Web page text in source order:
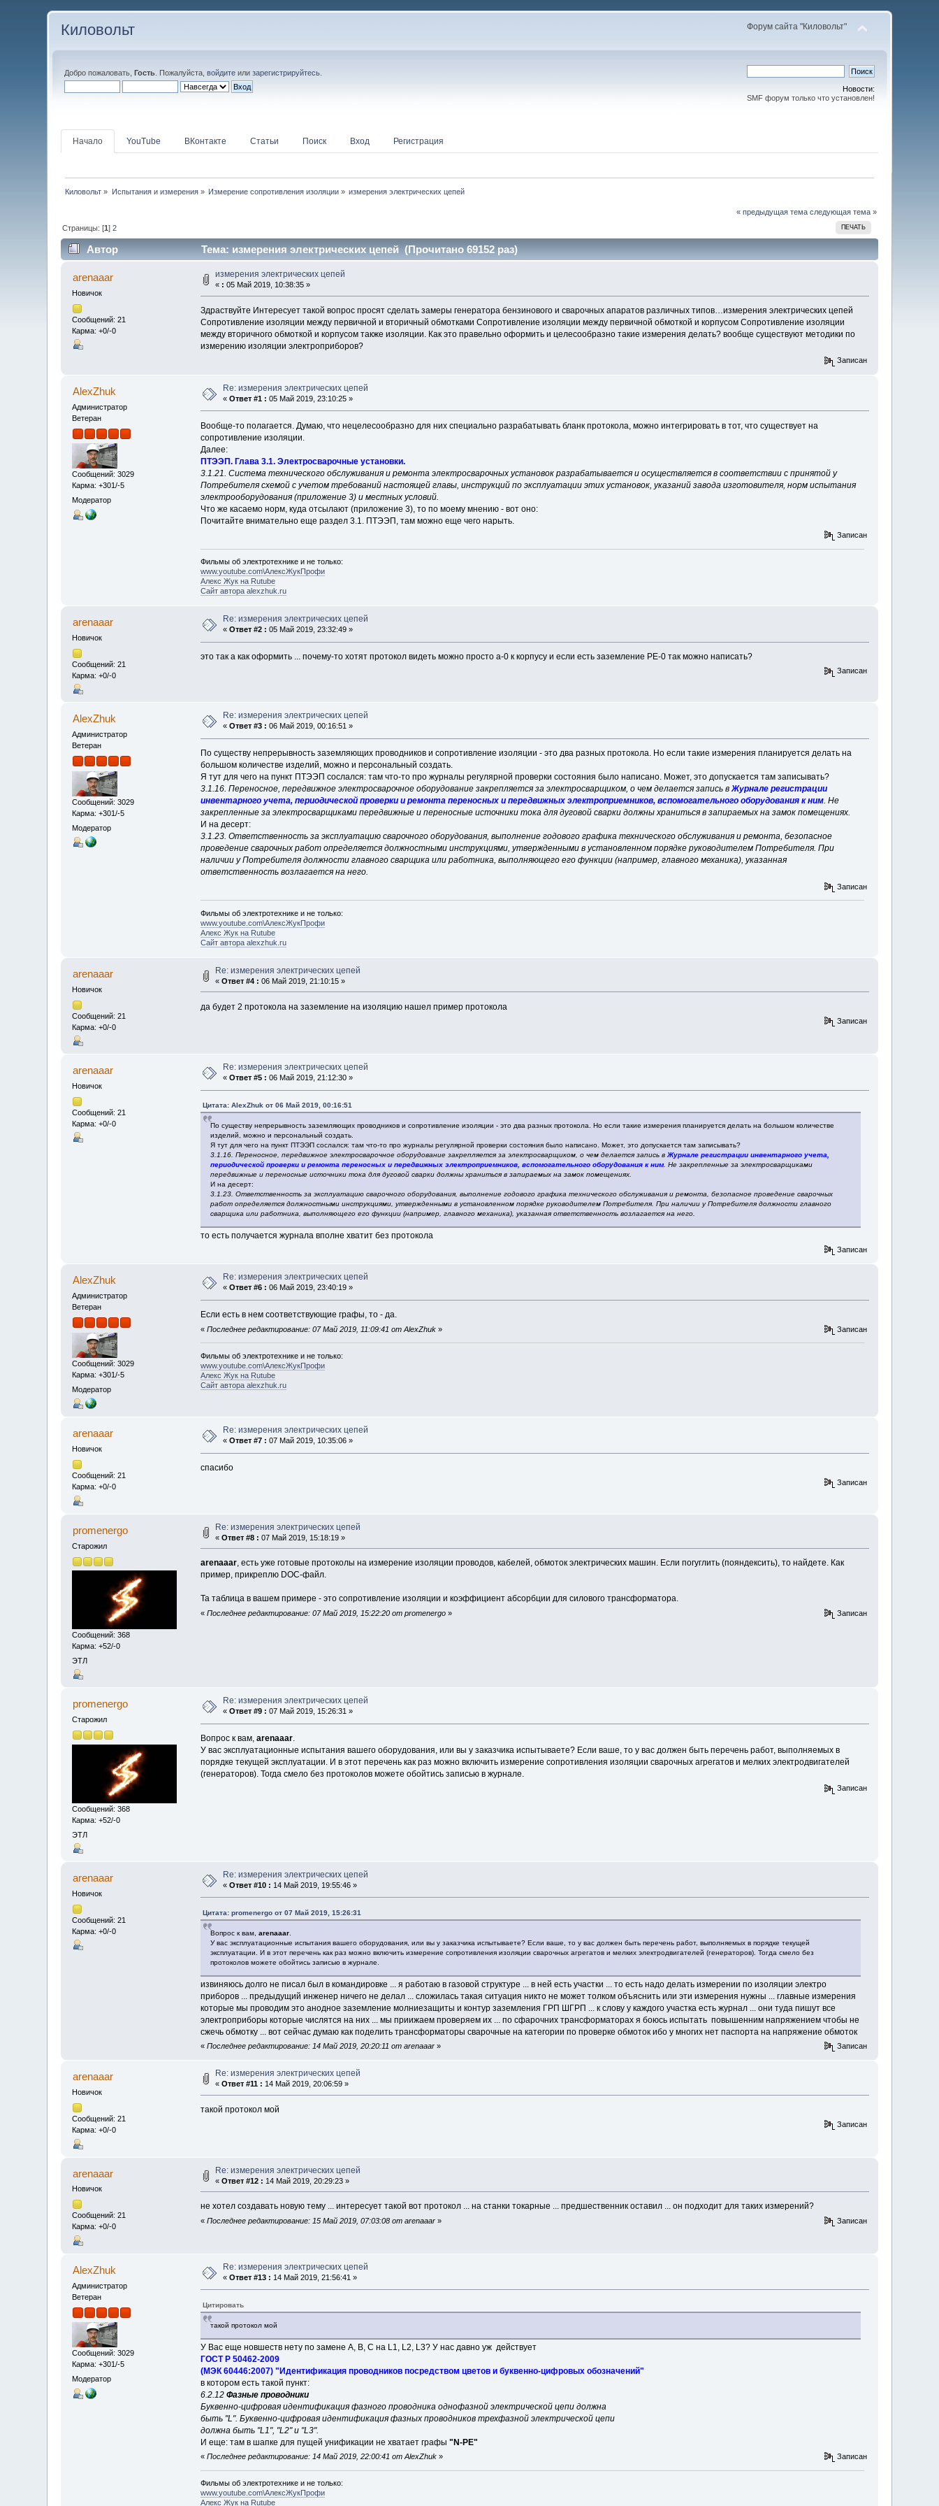
Киловольт Форум сайта "Киловольт"
Добро пожаловать,Гость . Пожалуйста,войдите илизарегистрируйтесь
Новости:
SMF форум только что установлен!
Начало YouTube ВКонтакте Статьи Поиск Вход Регистрация
Киловольт » Испытания и измерения» Измерение сопротивления изоляции » измерения электрических цепей
« предыдущая тема следующая тема »
ПЕЧАТЬ
Страницы: [1]2
Автор Тема: измерения электрических цепей (Прочитано 69152 раз)
arenaaar
Новичок
Сообщений: 21
Карма: +0/-0
измерения электрических цепей
« : 05 Май 2019, 10:38:35 »
Здраствуйте Интересует такой вопрос просят сделать замеры генератора бензинового и сварочных апаратов различных типов…измерения электрических цепей
Сопротивление изоляции между первичной и вторичный обмотками Сопротивление изоляции между первичной обмоткой и корпусом Сопротивление изоляции
между вторичного обмоткой и корпусом также изоляции. Как это правельно оформить и целесообразно такие измерения делать? вообще существуют методики по
измерению изоляции электроприборов?
Записан
AlexZhuk
Администратор
Ветеран
Сообщений: 3029
Карма: +301/-5
Модератор
Re: измерения электрических цепей
«Ответ #1 : 05 Май 2019, 23:10:25 »
Вообще-то полагается. Думаю, что нецелесообразно для них специально разрабатывать бланк протокола, можно интегрировать в тот, что существует на
сопротивление изоляции.
Далее:
ПТЭЭП. Глава 3.1. Электросварочные установки.
3.1.21. Система технического обслуживания и ремонта электросварочных установок разрабатывается и осуществляется в соответствии с принятой у
Потребителя схемой с учетом требований настоящей главы, инструкций по эксплуатации этих установок, указаний завода изготовителя, норм испытания
электрооборудования (приложение 3) и местных условий.
Что же касаемо норм, куда отсылают (приложение 3), то по моему мнению - вот оно:
Почитайте внимательно еще раздел 3.1. ПТЭЭП, там можно еще чего нарыть.
Записан
Фильмы об электротехнике и не только:
www.youtube.com\АлексЖукПрофи
Алекс Жук на Rutube
Сайт автора alexzhuk.ru
arenaaar
Новичок
Сообщений: 21
Карма: +0/-0
Re: измерения электрических цепей
«Ответ #2 : 05 Май 2019, 23:32:49 »
это так а как оформить ... почему-то хотят протокол видеть можно просто а-0 к корпусу и если есть заземление PE-0 так можно написать?
Записан
AlexZhuk
Администратор
Ветеран
Сообщений: 3029
Карма: +301/-5
Модератор
Re: измерения электрических цепей
«Ответ #3 : 06 Май 2019, 00:16:51 »
По существу непрерывность заземляющих проводников и сопротивление изоляции - это два разных протокола. Но если такие измерения планируется делать на
большом количестве изделий, можно и персональный создать.
Я тут для чего на пункт ПТЭЭП сослался: там что-то про журналы регулярной проверки состояния было написано. Может, это допускается там записывать?
3.1.16. Переносное, передвижное электросварочное оборудование закрепляется за электросварщиком, о чем делается запись вЖурнале регистрации
инвентарного учета, периодической проверки и ремонта переносных и передвижных электроприемников, вспомогательного оборудования к ним. Не
закрепленные за электросварщиками передвижные и переносные источники тока для дуговой сварки должны храниться в запираемых на замок помещениях.
И на десерт:
3.1.23. Ответственность за эксплуатацию сварочного оборудования, выполнение годового графика технического обслуживания и ремонта, безопасное
проведение сварочных работ определяется должностными инструкциями, утвержденными в установленном порядке руководителем Потребителя. При
наличии у Потребителя должности главного сварщика или работника, выполняющего его функции (например, главного механика), указанная
ответственность возлагается на него.
Записан
Фильмы об электротехнике и не только:
www.youtube.com\АлексЖукПрофи
Алекс Жук на Rutube
Сайт автора alexzhuk.ru
arenaaar
Новичок
Сообщений: 21
Карма: +0/-0
Re: измерения электрических цепей
«Ответ #4 : 06 Май 2019, 21:10:15 »
да будет 2 протокола на заземление на изоляцию нашел пример протокола
Записан
arenaaar
Новичок
Сообщений: 21
Карма: +0/-0
Re: измерения электрических цепей
«Ответ #5 : 06 Май 2019, 21:12:30 »
Цитата: AlexZhuk от 06 Май 2019, 00:16:51
По существу непрерывность заземляющих проводников и сопротивление изоляции - это два разных протокола. Но если такие измерения планируется делать на большом количестве
изделий, можно и персональный создать.
Я тут для чего на пункт ПТЭЭП сослался: там что-то про журналы регулярной проверки состояния было написано. Может, это допускается там записывать?
3.1.16. Переносное, передвижное электросварочное оборудование закрепляется за электросварщиком, о чем делается запись в Журнале регистрации инвентарного учета,
периодической проверки и ремонта переносных и передвижных электроприемников, вспомогательного оборудования к ним. Не закрепленные за электросварщиками
передвижные и переносные источники тока для дуговой сварки должны храниться в запираемых на замок помещениях.
И на десерт:
3.1.23. Ответственность за эксплуатацию сварочного оборудования, выполнение годового графика технического обслуживания и ремонта, безопасное проведение сварочных
работ определяется должностными инструкциями, утвержденными в установленном порядке руководителем Потребителя. При наличии у Потребителя должности главного
сварщика или работника, выполняющего его функции (например, главного механика), указанная ответственность возлагается на него.
то есть получается журнала вполне хватит без протокола
Записан
AlexZhuk
Администратор
Ветеран
Сообщений: 3029
Карма: +301/-5
Модератор
Re: измерения электрических цепей
«Ответ #6 : 06 Май 2019, 23:40:19 »
Если есть в нем соответствующие графы, то - да.
« Последнее редактирование: 07 Май 2019, 11:09:41 от AlexZhuk» Записан
Фильмы об электротехнике и не только:
www.youtube.com\АлексЖукПрофи
Алекс Жук на Rutube
Сайт автора alexzhuk.ru
arenaaar
Новичок
Сообщений: 21
Карма: +0/-0
Re: измерения электрических цепей
«Ответ #7 : 07 Май 2019, 10:35:06 »
спасибо
Записан
promenergo
Старожил
Сообщений: 368
Карма: +52/-0
ЭТЛ
Re: измерения электрических цепей
«Ответ #8 : 07 Май 2019, 15:18:19 »
arenaaar, есть уже готовые протоколы на измерение изоляции проводов, кабелей, обмоток электрических машин. Если погуглить (пояндексить), то найдете. Как
пример, прикреплю DOC-файл.
Та таблица в вашем примере - это сопротивление изоляции и коэффициент абсорбции для силового трансформатора.
« Последнее редактирование: 07 Май 2019, 15:22:20 от promenergo» Записан
promenergo
Старожил
Сообщений: 368
Карма: +52/-0
ЭТЛ
Re: измерения электрических цепей
«Ответ #9 : 07 Май 2019, 15:26:31 »
Вопрос к вам, arenaaar.
У вас эксплуатационные испытания вашего оборудования, или вы у заказчика испытываете? Если ваше, то у вас должен быть перечень работ, выполняемых в
порядке текущей эксплуатации. И в этот перечень как раз можно включить измерение сопротивления изоляции сварочных агрегатов и мелких электродвигателей
(генераторов). Тогда смело без протоколов можете обойтись записью в журнале.
Записан
arenaaar
Новичок
Сообщений: 21
Карма: +0/-0
Re: измерения электрических цепей
«Ответ #10 : 14 Май 2019, 19:55:46 »
Цитата: promenergo от 07 Май 2019, 15:26:31
Вопрос к вам, arenaaar.
У вас эксплуатационные испытания вашего оборудования, или вы у заказчика испытываете? Если ваше, то у вас должен быть перечень работ, выполняемых в порядке текущей
эксплуатации. И в этот перечень как раз можно включить измерение сопротивления изоляции сварочных агрегатов и мелких электродвигателей (генераторов). Тогда смело без
протоколов можете обойтись записью в журнале.
извиняюсь долго не писал был в командировке ... я работаю в газовой структуре ... в ней есть участки ... то есть надо делать измерении по изоляции электро
приборов ... предыдущий инженер ничего не делал ... сложилась такая ситуация никто не может толком объяснить или эти измерения нужны ... главные измерения
которые мы проводим это анодное заземление молниезащиты и контур заземления ГРП ШГРП ... к слову у каждого участка есть журнал ... они туда пишут все
электроприборы которые числятся на них ... мы приижаем проверяем их ... по сфарочних трансформаторах я боюсь испытать повышенним напряжением чтобы не
сжечь обмотку ... вот сейчас думаю как поделить трансформаторы сварочные на категории по проверке обмоток ибо у многих нет паспорта на напряжение обмоток
« Последнее редактирование: 14 Май 2019, 20:20:11 от arenaaar» Записан
arenaaar
Новичок
Сообщений: 21
Карма: +0/-0
Re: измерения электрических цепей
«Ответ #11 : 14 Май 2019, 20:06:59 »
такой протокол мой
Записан
arenaaar
Новичок
Сообщений: 21
Карма: +0/-0
Re: измерения электрических цепей
«Ответ #12 : 14 Май 2019, 20:29:23 »
не хотел создавать новую тему ... интересует такой вот протокол ... на станки токарные ... предшественник оставил ... он подходит для таких измерений?
« Последнее редактирование: 15 Май 2019, 07:03:08 от arenaaar» Записан
AlexZhuk
Администратор
Ветеран
Сообщений: 3029
Карма: +301/-5
Модератор
Re: измерения электрических цепей
«Ответ #13 : 14 Май 2019, 21:56:41 »
Цитировать
такой протокол мой
У Вас еще новшеств нету по замене А, В, С на L1, L2, L3? У нас давно уж действует
ГОСТ Р 50462-2009
(МЭК 60446:2007) "Идентификация проводников посредством цветов и буквенно-цифровых обозначений"
в котором есть такой пункт:
6.2.12 Фазные проводники
Буквенно-цифровая идентификация фазного проводника однофазной электрической цепи должна
быть "L". Буквенно-цифровая идентификация фазных проводников трехфазной электрической цепи
должна быть "L1", "L2" и "L3".
И еще: там в шапке для пущей унификации не хватает графы "N-PE"
« Последнее редактирование: 14 Май 2019, 22:00:41 от AlexZhuk» Записан
Фильмы об электротехнике и не только:
www.youtube.com\АлексЖукПрофи
Алекс Жук на Rutube